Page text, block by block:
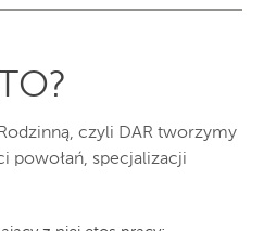
czyli DAR tworzymy
powołań, specjalizacji